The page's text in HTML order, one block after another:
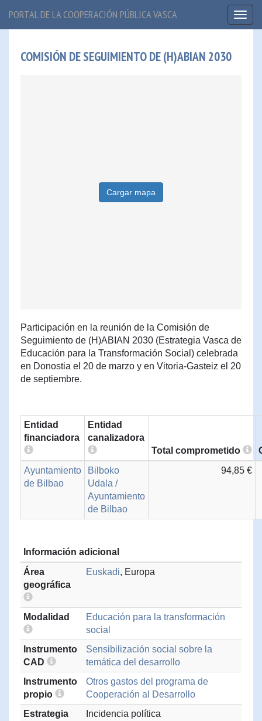
PORTAL DE LA COOPERACIÓN PÚBLICA VASCA
COMISIÓN DE SEGUIMIENTO DE (H)ABIAN 2030
Cargar mapa
Participación en la reunión de la Comisión de
Seguimiento de (H)ABIAN 2030 (Estrategia Vasca de
Educación para la Transformación Social) celebrada
en Donostia el 20 de marzo y en Vitoria-Gasteiz el 20
de septiembre.
Entidad
financiadora
Entidad
canalizadora
Total comprometido
Ayuntamiento
de Bilbao
Bilboko
Udala /
Ayuntamiento
de Bilbao
94,85 €
Información adicional
Área
geográfica
Euskadi, Europa
Modalidad
Educación para la transformación
social
Instrumento
CAD
Sensibilización social sobre la
temática del desarrollo
Instrumento
propio
Otros gastos del programa de
Cooperación al Desarrollo
Estrategia
Incidencia política